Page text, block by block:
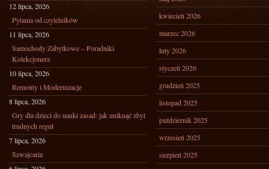
12 lipca, 2026
Pytania od czytelników
11 lipca, 2026
Samochody Zabytkowe – Poradniki
Kolekcjonera
10 lipca, 2026
Remonty i Modernizacje
8 lipca, 2026
Gry dla dzieci do nauki zasad: jak uniknąć zbyt
trudnych reguł
7 lipca, 2026
Szwajcaria
kwiecień 2026
marzec 2026
luty 2026
styczeń 2026
grudzień 2025
listopad 2025
październik 2025
wrzesień 2025
sierpień 2025